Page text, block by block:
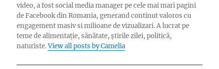
video, a fost social media manager pe cele mai mari pagini
de Facebook din Romania, generand continut valoros cu
engagement masiv si milioane de vizualizari. A lucrat pe
teme de alimentație, sănătate, știrile zilei, politică,
naturiste.View all posts by Camelia